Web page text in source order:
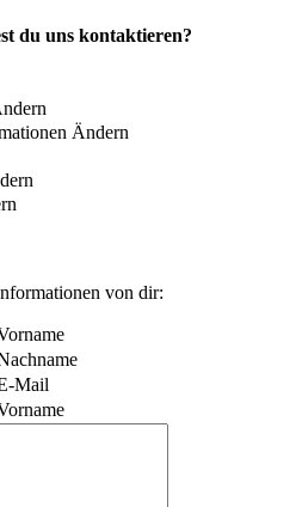
du uns kontaktieren?
Ändern
von dir:
Mail